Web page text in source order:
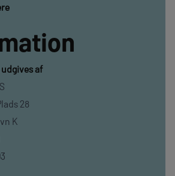
af
28
K